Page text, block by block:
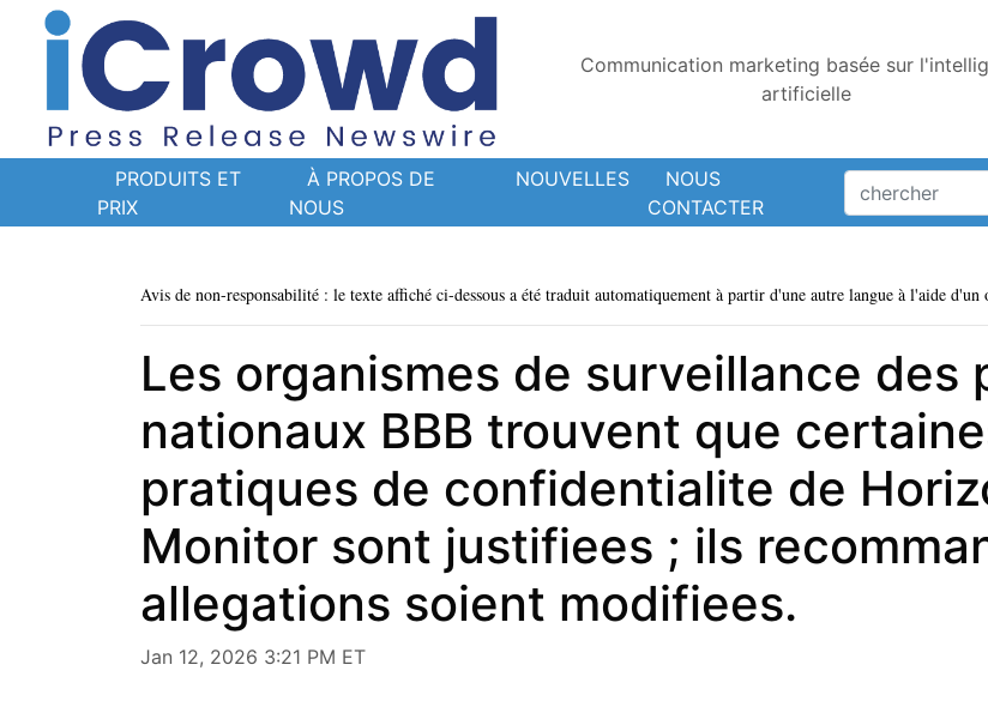
Communication marketing basée sur
artificielle
PRODUITS ET
PRIX
À PROPOS DE
NOUS
NOUVELLES
NOUS
CONTACTER
Avis de non-responsabilité : le texte affiché ci-dessous a été traduit automatiquement à partir d'une autre langue à l'aide
Les organismes de surveillance des
nationaux BBB trouvent que
pratiques de confidentialite de
Monitor sont justifiees ; ils
allegations soient modifiees.
Jan 12, 2026 3:21 PM ET